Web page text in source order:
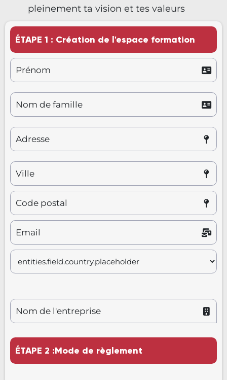
pleinement ta vision et tes valeurs
ÉTAPE 1 : Création de l'espace formation
ÉTAPE 2 :Mode de règlement